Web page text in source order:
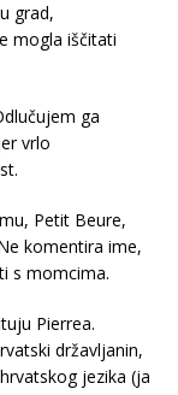
grad,
mogla iščitati
ga
vrlo
Petit Beure,
komentira ime,
s momcima.
Pierrea.
državljanin,
jezika (ja